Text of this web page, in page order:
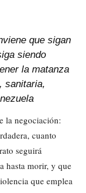
que sigan
siendo
la matanza
sanitaria,
la negociación:
cuanto
seguirá
hasta morir, y que
que emplea